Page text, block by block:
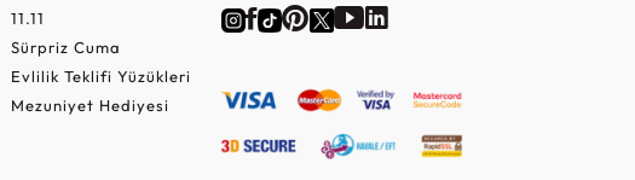
11.11
Sürpriz Cuma
Evlilik Teklifi Yüzükleri
Mezuniyet Hediyesi